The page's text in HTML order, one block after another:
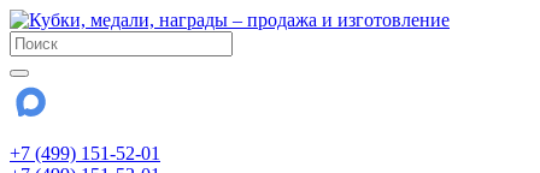
+7 (499) 151-52-01